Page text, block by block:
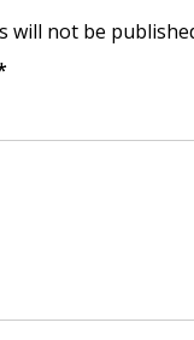
will not be